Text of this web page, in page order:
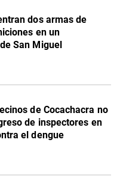
dos armas de
en un
San Miguel
de Cocachacra no
de inspectores en
el dengue